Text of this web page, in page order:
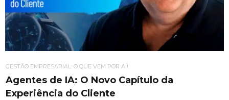
GESTÃO EMPRESARIAL: O QUE VEM POR AÍ!
Agentes de IA: O Novo Capítulo da
Experiência do Cliente